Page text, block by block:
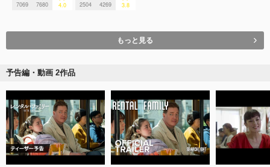
7069 7680 4.0 2504 4269 3.8
もっと見る
予告編・動画 2作品